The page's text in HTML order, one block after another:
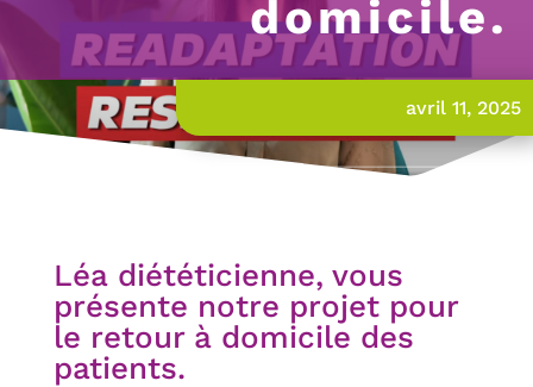
domicile.
avril 11, 2025
Léa diététicienne, vous
présente notre projet pour
le retour à domicile des
patients.